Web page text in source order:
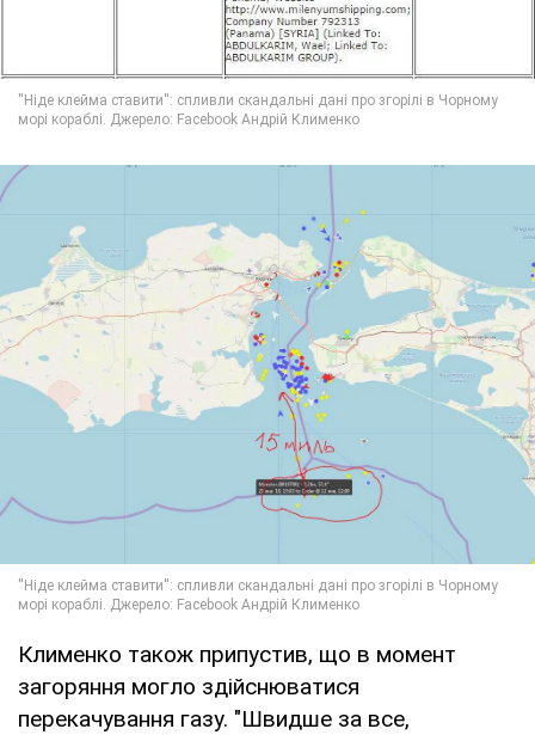
Клименко також припустив, що в момент
загоряння могло здійснюватися
перекачування газу. "Швидше за все,